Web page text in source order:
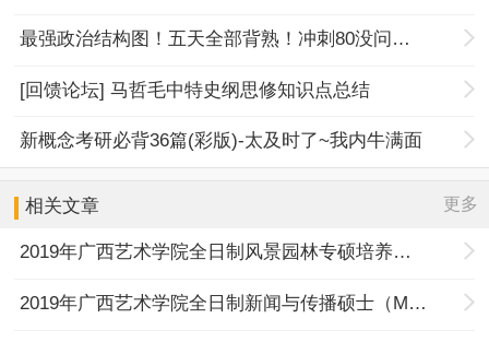
最强政治结构图！五天全部背熟！冲刺80没问题！
[回馈论坛] 马哲毛中特史纲思修知识点总结
新概念考研必背36篇(彩版)-太及时了~我内牛满面
相关文章 更多
2019年广西艺术学院全日制风景园林专硕培养工作规定
2019年广西艺术学院全日制新闻与传播硕士（MJC)专硕培养工作规定